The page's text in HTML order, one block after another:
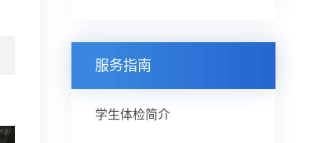
服务指南
学生体检简介